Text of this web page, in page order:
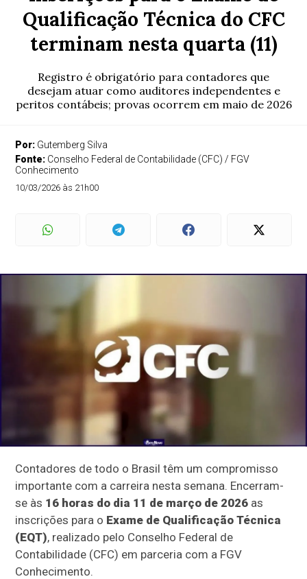
Qualificação Técnica do CFC
terminam nesta quarta (11)
Registro é obrigatório para contadores que
desejam atuar como auditores independentes e
peritos contábeis; provas ocorrem em maio de 2026
Por: Gutemberg Silva
Fonte: Conselho Federal de Contabilidade (CFC) / FGV
Conhecimento
10/03/2026 às 21h00
Contadores de todo o Brasil têm um compromisso
importante com a carreira nesta semana. Encerram-
se às 16 horas do dia 11 de março de 2026 as
inscrições para o Exame de Qualificação Técnica
(EQT), realizado pelo Conselho Federal de
Contabilidade (CFC) em parceria com a FGV
Conhecimento.